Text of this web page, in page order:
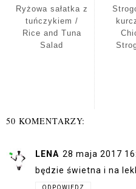
Ryżowa sałatka z
tuńczykiem /
Rice and Tuna
Salad
50 KOMENTARZY:
LENA 28 maja 2017
będzie świetna i na